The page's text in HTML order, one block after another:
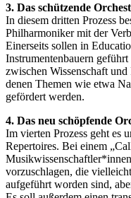
3. Das schützende
In diesem dritten Prozess
Philharmoniker mit der
Einerseits sollen in
Instrumentenbauern
zwischen Wissenschaft
denen Themen wie etwa
gefördert werden.
4. Das neu schöpfende
Im vierten Prozess geht es
Repertoires. Bei einem
vorzuschlagen, die
aufgeführt worden sind,